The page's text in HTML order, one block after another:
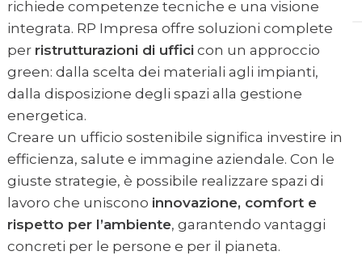
richiede competenze tecniche e una visione
integrata. RP Impresa offre soluzioni complete
per ristrutturazioni di ufficicon un approccio
green: dalla scelta dei materiali agli impianti,
dalla disposizione degli spazi alla gestione
energetica.
Creare un ufficio sostenibile significa investire in
efficienza, salute e immagine aziendale. Con le
giuste strategie, è possibile realizzare spazi di
lavoro che uniscono innovazione, comfort e
rispetto per l’ambiente, garantendo vantaggi
concreti per le persone e per il pianeta.